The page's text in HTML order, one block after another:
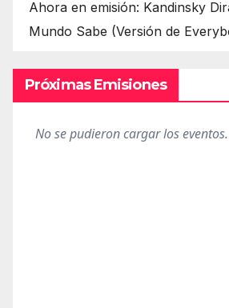
Ahora en emisión: Kandinsky
Mundo Sabe (Versión de
Próximas Emisiones